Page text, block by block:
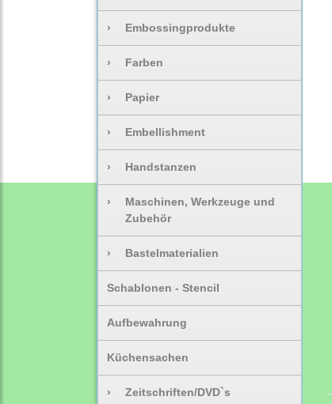
› Embossingprodukte
› Farben
› Papier
› Embellishment
› Handstanzen
›
Maschinen, Werkzeuge und
Zubehör
› Bastelmaterialien
Schablonen - Stencil
Aufbewahrung
Küchensachen
› Zeitschriften/DVD`s